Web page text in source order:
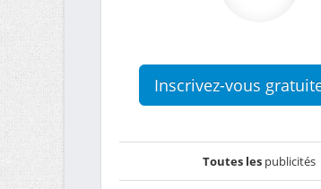
Inscrivez-vous
Toutes lespublicités